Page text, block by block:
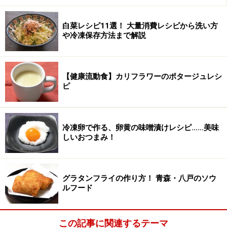
白菜レシピ11選！ 大量消費レシピから洗い方
や冷凍保存方法まで解説
【健康流動食】カリフラワーのポタージュレシ
ピ
冷凍卵で作る、卵黄の味噌漬けレシピ……美味
しいおつまみ！
グラタンフライの作り方！ 青森・八戸のソウ
ルフード
この記事に関連するテーマ